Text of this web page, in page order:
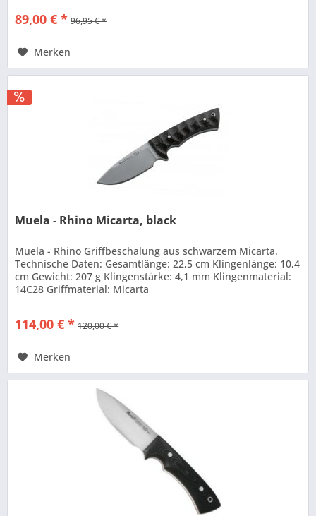
89,00 € * 96,95 € *
Merken
Muela - Rhino Micarta, black
Muela - Rhino Griffbeschalung aus schwarzem Micarta.
Technische Daten: Gesamtlänge: 22,5 cm Klingenlänge: 10,4
cm Gewicht: 207 g Klingenstärke: 4,1 mm Klingenmaterial:
14C28 Griffmaterial: Micarta
114,00 € * 120,00 € *
Merken